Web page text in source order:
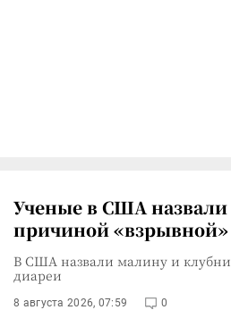
Ученые в США назвали
причиной
В США назвали малину и
диареи
8 августа 2026, 07:59 0